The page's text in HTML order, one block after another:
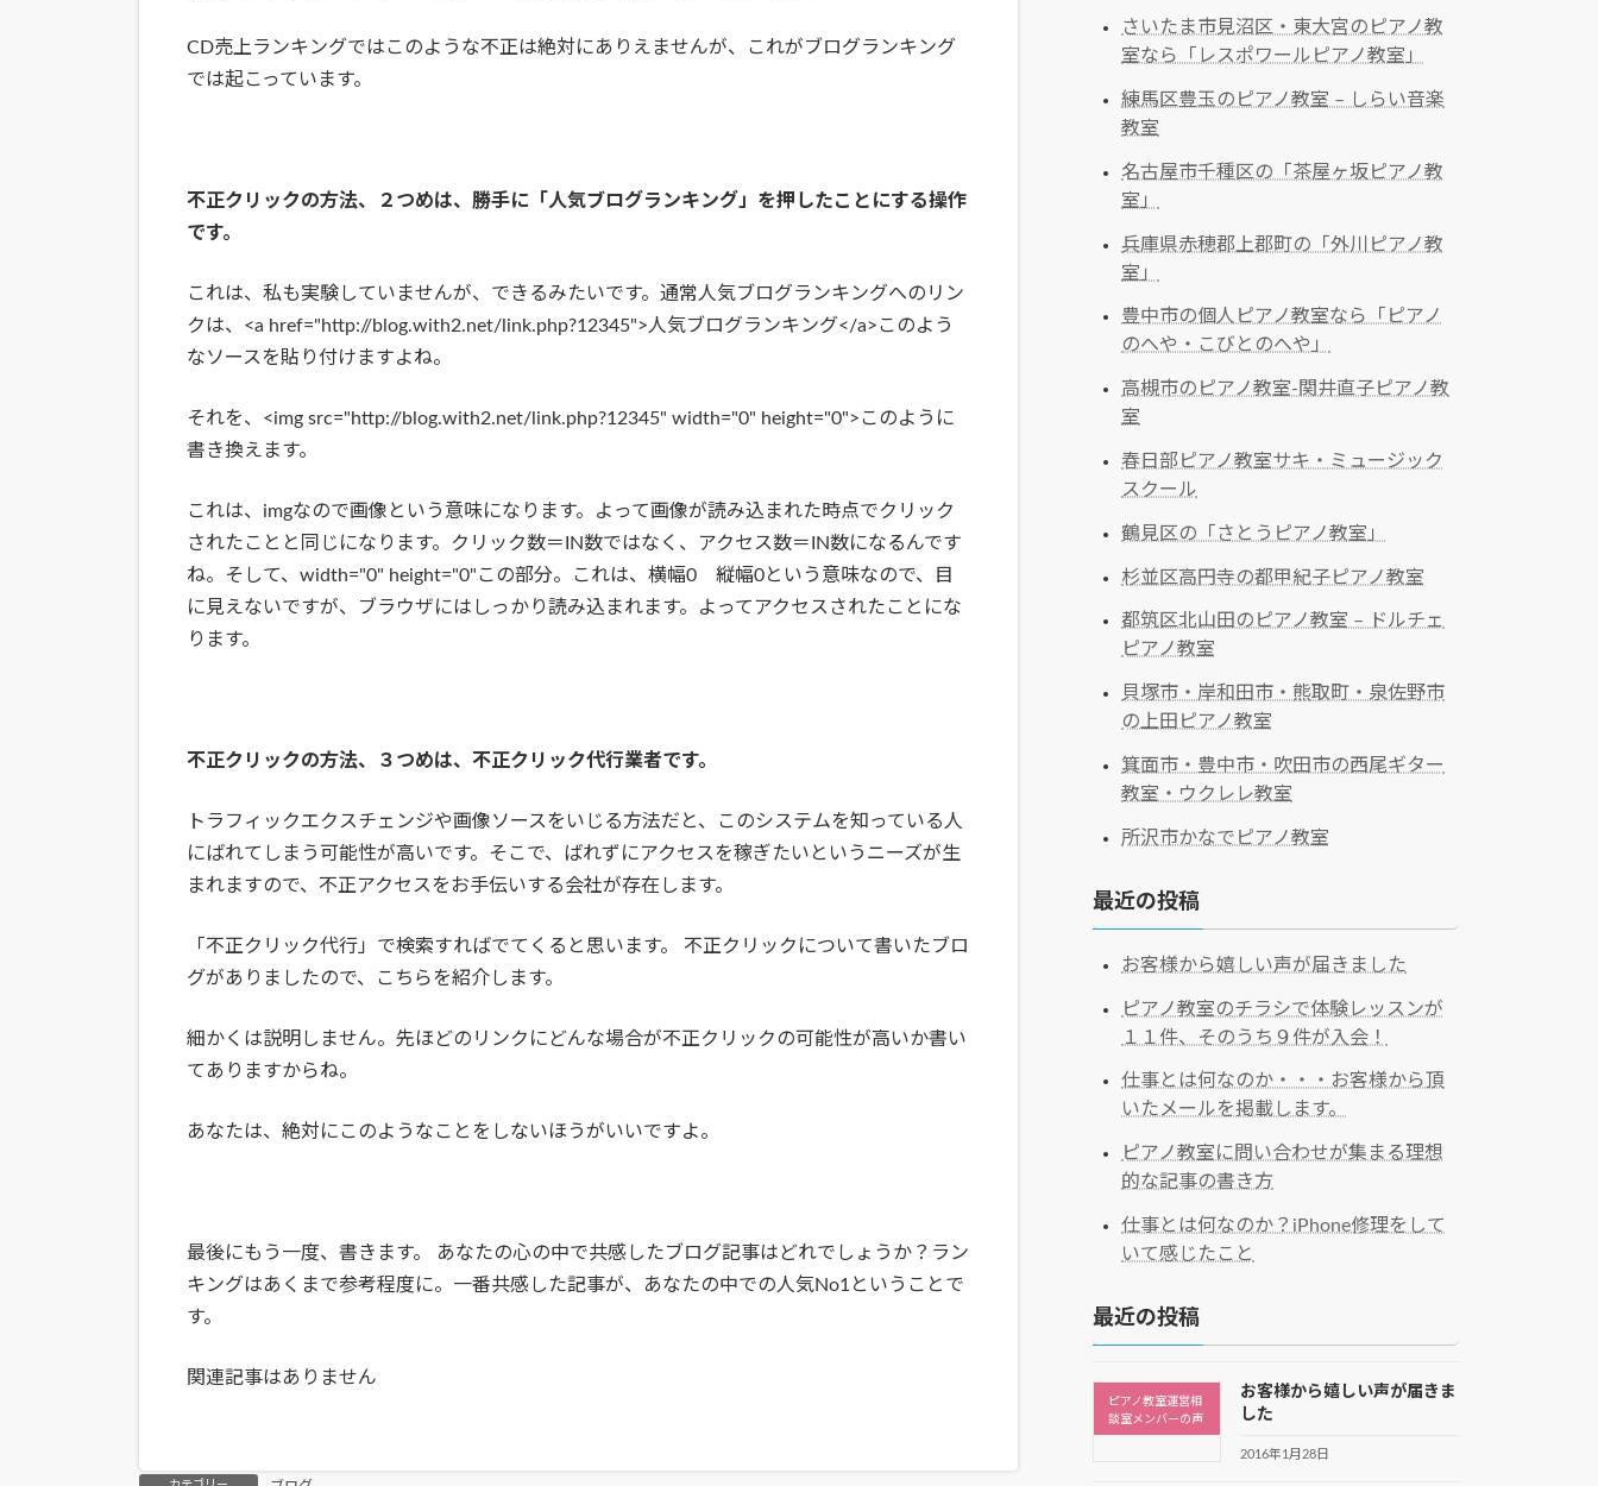
CD売上ランキングではこのような不正は絶対にありえませんが、これがブログランキング
では起こっています。
不正クリックの方法、２つめは、勝手に「人気ブログランキング」を押したことにする操作
です。
これは、私も実験していませんが、できるみたいです。通常人気ブログランキングへのリン
クは、<a href="http://blog.with2.net/link.php?12345">人気ブログランキング</a>このよう
なソースを貼り付けますよね。
それを、<img src="http://blog.with2.net/link.php?12345" width="0" height="0">このように
書き換えます。
これは、imgなので画像という意味になります。よって画像が読み込まれた時点でクリック
されたことと同じになります。クリック数＝IN数ではなく、アクセス数＝IN数になるんです
ね。そして、width="0" height="0"この部分。これは、横幅0 縦幅0という意味なので、目
に見えないですが、ブラウザにはしっかり読み込まれます。よってアクセスされたことにな
ります。
不正クリックの方法、３つめは、不正クリック代行業者です。
トラフィックエクスチェンジや画像ソースをいじる方法だと、このシステムを知っている人
にばれてしまう可能性が高いです。そこで、ばれずにアクセスを稼ぎたいというニーズが生
まれますので、不正アクセスをお手伝いする会社が存在します。
「不正クリック代行」で検索すればでてくると思います。 不正クリックについて書いたブロ
グがありましたので、こちらを紹介します。
細かくは説明しません。先ほどのリンクにどんな場合が不正クリックの可能性が高いか書い
てありますからね。
あなたは、絶対にこのようなことをしないほうがいいですよ。
最後にもう一度、書きます。 あなたの心の中で共感したブログ記事はどれでしょうか？ラン
キングはあくまで参考程度に。一番共感した記事が、あなたの中での人気No1ということで
す。
関連記事はありません
さいたま市見沼区・東大宮のピアノ教
室なら「レスポワールピアノ教室」
練馬区豊玉のピアノ教室 – しらい音楽
教室
名古屋市千種区の「茶屋ヶ坂ピアノ教
室」
兵庫県赤穂郡上郡町の「外川ピアノ教
室」
豊中市の個人ピアノ教室なら「ピアノ
のへや・こびとのへや」
高槻市のピアノ教室-関井直子ピアノ教
室
春日部ピアノ教室サキ・ミュージック
スクール
鶴見区の「さとうピアノ教室」
杉並区高円寺の都甲紀子ピアノ教室
都筑区北山田のピアノ教室 – ドルチェ
ピアノ教室
貝塚市・岸和田市・熊取町・泉佐野市
の上田ピアノ教室
箕面市・豊中市・吹田市の西尾ギター
教室・ウクレレ教室
所沢市かなでピアノ教室
最近の投稿
お客様から嬉しい声が届きました
ピアノ教室のチラシで体験レッスンが
１１件、そのうち９件が入会！
仕事とは何なのか・・・お客様から頂
いたメールを掲載します。
ピアノ教室に問い合わせが集まる理想
的な記事の書き方
仕事とは何なのか？iPhone修理をして
いて感じたこと
最近の投稿
ピアノ教室運営相
談室メンバーの声
お客様から嬉しい声が届きま
した
2016年1月28日